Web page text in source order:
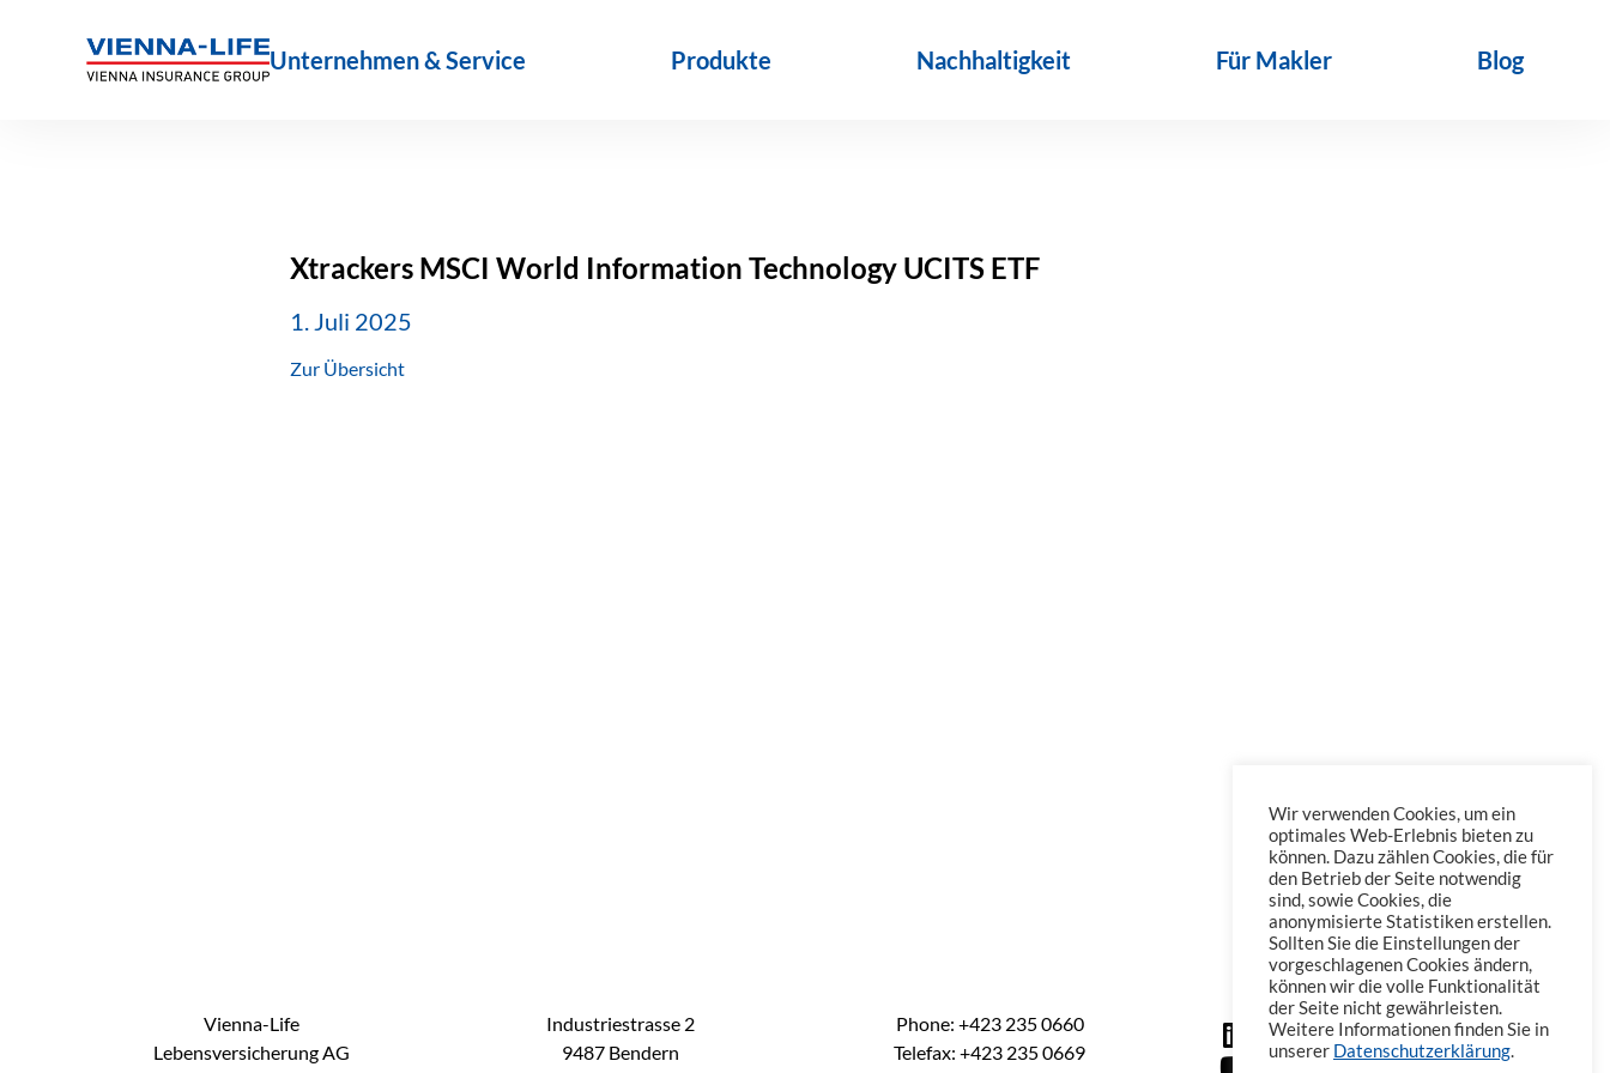
Unternehmen & Service Produkte Nachhaltigkeit Für Makler Blog
Xtrackers MSCI World Information Technology UCITS ETF
1. Juli 2025
Zur Übersicht
Vienna-Life
Lebensversicherung AG
Industriestrasse 2
9487 Bendern
Phone: +423 235 0660
Telefax: +423 235 0669
Wir verwenden Cookies, um ein
optimales Web-Erlebnis bieten zu
können. Dazu zählen Cookies, die für
den Betrieb der Seite notwendig
sind, sowie Cookies, die
anonymisierte Statistiken erstellen.
Sollten Sie die Einstellungen der
vorgeschlagenen Cookies ändern,
können wir die volle Funktionalität
der Seite nicht gewährleisten.
Weitere Informationen finden Sie in
unserer Datenschutzerklärung.